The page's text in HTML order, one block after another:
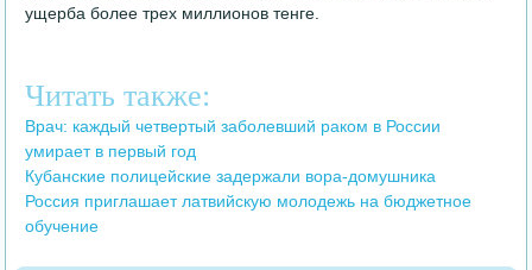
ущерба более трех миллионов тенге.
Читать также:
Врач: каждый четвертый заболевший раком в России
умирает в первый год
Кубанские полицейские задержали вора-домушника
Россия приглашает латвийскую молодежь на бюджетное
обучение